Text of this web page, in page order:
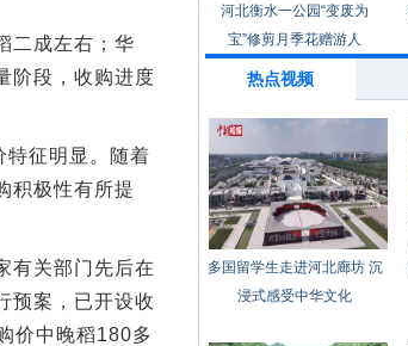
二成左右；华
阶段，收购进度
征明显。随着
积极性有所提
关部门先后在
预案，已开设收
价中晚稻180多
河北衡水一公园“变废为
宝”修剪月季花赠游人
热点视频
多国留学生走进河北廊坊 沉
浸式感受中华文化